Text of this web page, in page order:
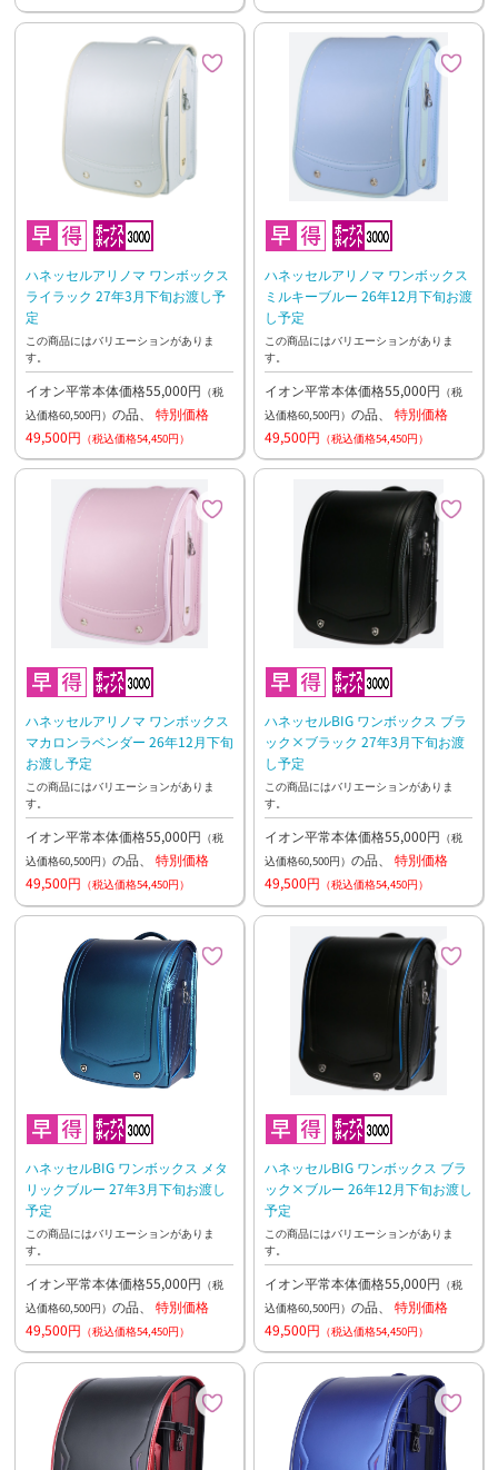
ハネッセルアリノマ ワンボックス
ライラック 27年3月下旬お渡し予
定
この商品にはバリエーションがありま
す。
イオン平常本体価格55,000円 （税
込価格60,500円） の品、 特別価格
49,500円 （税込価格54,450円）
ハネッセルアリノマ ワンボックス
ミルキーブルー 26年12月下旬お渡
し予定
この商品にはバリエーションがありま
す。
イオン平常本体価格55,000円 （税
込価格60,500円） の品、 特別価格
49,500円 （税込価格54,450円）
ハネッセルアリノマ ワンボックス
マカロンラベンダー 26年12月下旬
お渡し予定
この商品にはバリエーションがありま
す。
イオン平常本体価格55,000円 （税
込価格60,500円） の品、 特別価格
49,500円 （税込価格54,450円）
ハネッセルBIG ワンボックス ブラ
ック×ブラック 27年3月下旬お渡
し予定
この商品にはバリエーションがありま
す。
イオン平常本体価格55,000円 （税
込価格60,500円） の品、 特別価格
49,500円 （税込価格54,450円）
ハネッセルBIG ワンボックス メタ
リックブルー 27年3月下旬お渡し
予定
この商品にはバリエーションがありま
す。
イオン平常本体価格55,000円 （税
込価格60,500円） の品、 特別価格
49,500円 （税込価格54,450円）
ハネッセルBIG ワンボックス ブラ
ック×ブルー 26年12月下旬お渡し
予定
この商品にはバリエーションがありま
す。
イオン平常本体価格55,000円 （税
込価格60,500円） の品、 特別価格
49,500円 （税込価格54,450円）